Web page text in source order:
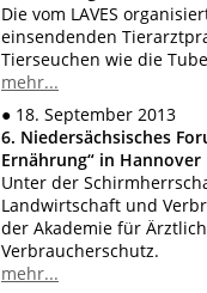
Die vom LAVES
einsendenden
Tierseuchen wie die
mehr...
● 18. September 2013
6. Niedersächsisches
Ernährung“ in Hannover
Unter der
Landwirtschaft und
der Akademie für
Verbraucherschutz.
mehr...